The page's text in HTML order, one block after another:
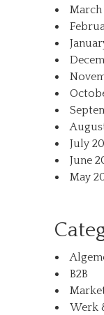
March
July
June
May
B2B
Werk